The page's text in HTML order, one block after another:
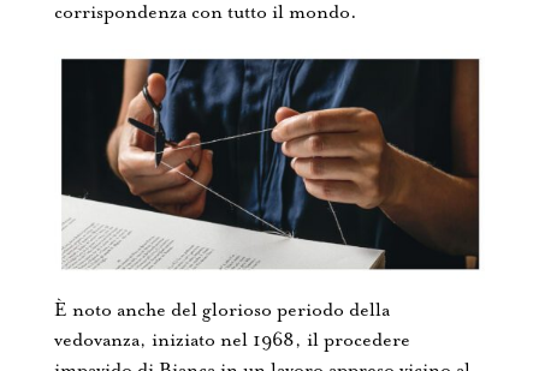
corrispondenza con tutto il mondo.
È noto anche del glorioso periodo della
vedovanza, iniziato nel 1968, il procedere